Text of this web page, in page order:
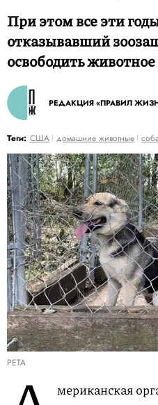
При этом все эти
отказывавший
освободить животное
РЕДАКЦИЯ «ПРАВИЛ
Теги: США домашние животные
PETA
мериканская